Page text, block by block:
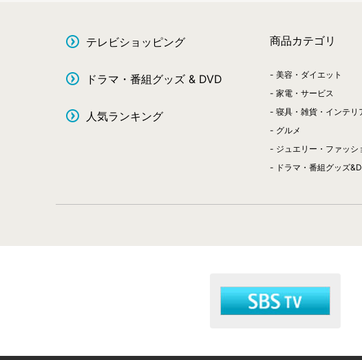
テレビショッピング
ドラマ・番組グッズ & DVD
人気ランキング
商品カテゴリ
美容・ダイエット
家電・サービス
寝具・雑貨・インテリ
グルメ
ジュエリー・ファッシ
ドラマ・番組グッズ